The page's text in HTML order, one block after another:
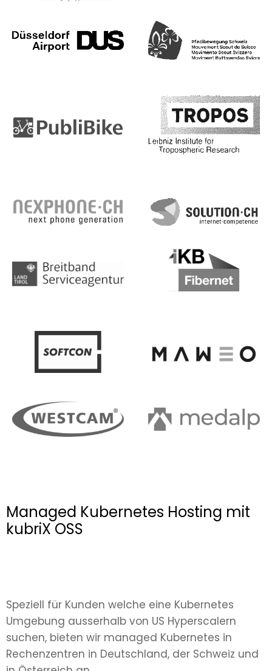
Managed Kubernetes Hosting mit
kubriX OSS
Speziell für Kunden welche eine Kubernetes
Umgebung ausserhalb von US Hyperscalern
suchen, bieten wir managed Kubernetes in
Rechenzentren in Deutschland, der Schweiz und